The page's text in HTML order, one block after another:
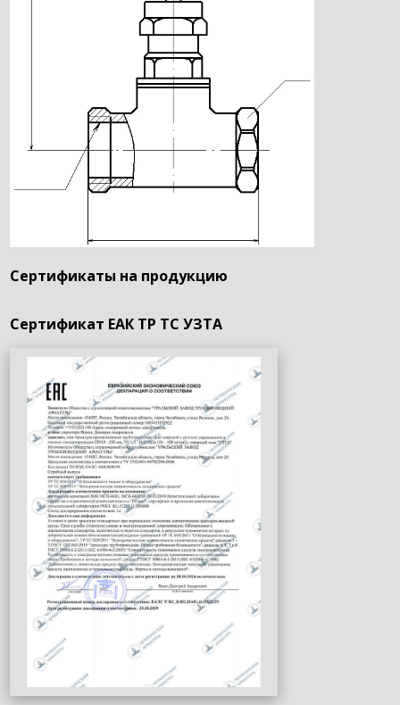
Сертификаты на продукцию
Сертификат ЕАК ТР ТС УЗТА